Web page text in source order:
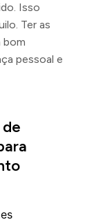
Isso
Ter as
bom
pessoal e